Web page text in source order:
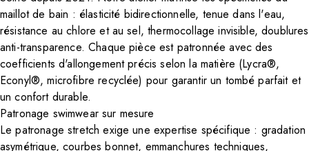
maillot de bain : élasticité bidirectionnelle, tenue dans l'eau,
résistance au chlore et au sel, thermocollage invisible, doublures
anti-transparence. Chaque pièce est patronnée avec des
coefficients d'allongement précis selon la matière (Lycra®,
Econyl®, microfibre recyclée) pour garantir un tombé parfait et
un confort durable.
Patronage swimwear sur mesure
Le patronage stretch exige une expertise spécifique : gradation
asymétrique, courbes bonnet, emmanchures techniques,